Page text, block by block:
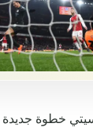
خطوة جديدة